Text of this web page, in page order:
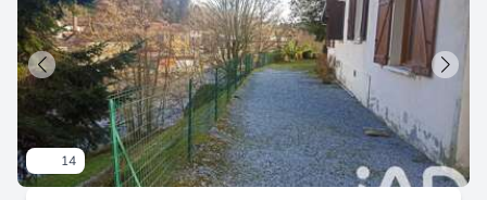
14